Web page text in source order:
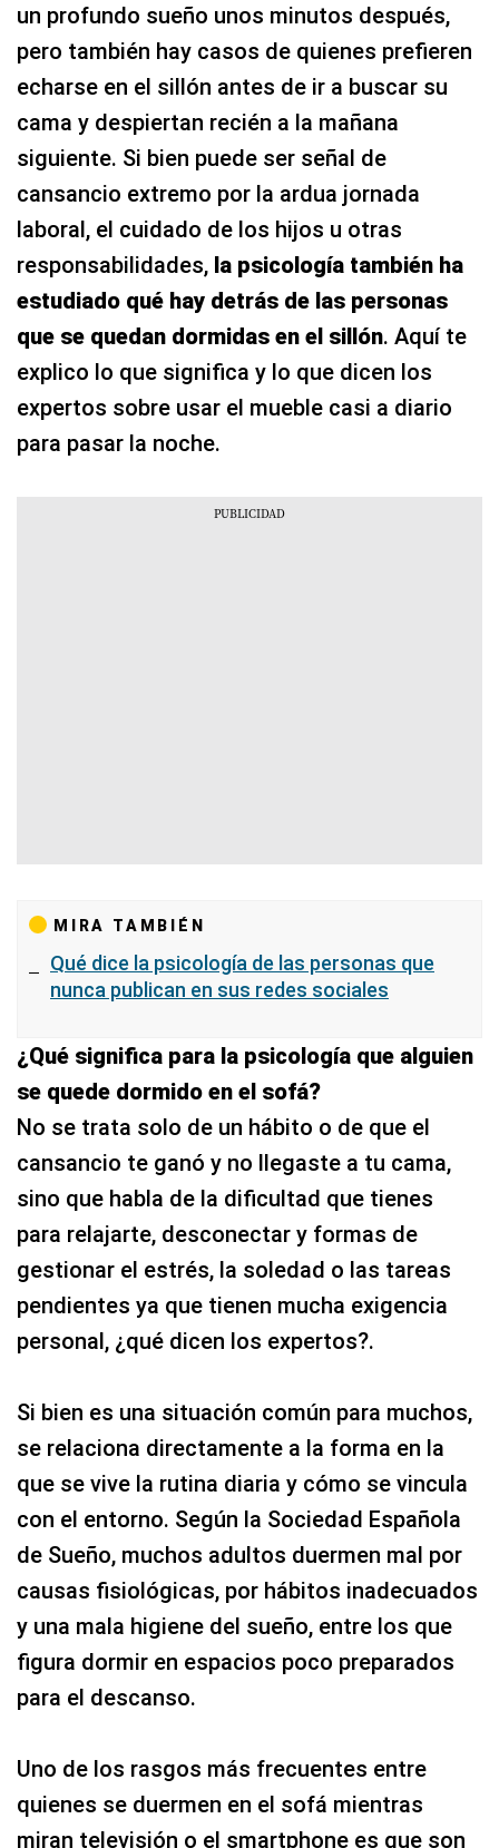
un profundo sueño unos minutos después,
pero también hay casos de quienes prefieren
echarse en el sillón antes de ir a buscar su
cama y despiertan recién a la mañana
siguiente. Si bien puede ser señal de
cansancio extremo por la ardua jornada
laboral, el cuidado de los hijos u otras
responsabilidades, la psicología también ha
estudiado qué hay detrás de las personas
que se quedan dormidas en el sillón. Aquí te
explico lo que significa y lo que dicen los
expertos sobre usar el mueble casi a diario
para pasar la noche.
MIRA TAMBIÉN
Qué dice la psicología de las personas que
nunca publican en sus redes sociales
¿Qué significa para la psicología que alguien
se quede dormido en el sofá?
No se trata solo de un hábito o de que el
cansancio te ganó y no llegaste a tu cama,
sino que habla de la dificultad que tienes
para relajarte, desconectar y formas de
gestionar el estrés, la soledad o las tareas
pendientes ya que tienen mucha exigencia
personal, ¿qué dicen los expertos?.
Si bien es una situación común para muchos,
se relaciona directamente a la forma en la
que se vive la rutina diaria y cómo se vincula
con el entorno. Según la Sociedad Española
de Sueño, muchos adultos duermen mal por
causas fisiológicas, por hábitos inadecuados
y una mala higiene del sueño, entre los que
figura dormir en espacios poco preparados
para el descanso.
Uno de los rasgos más frecuentes entre
quienes se duermen en el sofá mientras
miran televisión o el smartphone es que son